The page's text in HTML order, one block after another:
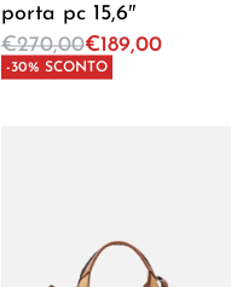
porta pc 15,6″
€270,00€189,00
-30% SCONTO
Aggiungi al carrello